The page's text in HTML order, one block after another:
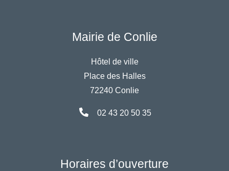
Mairie de Conlie
Hôtel de ville
Place des Halles
72240 Conlie
02 43 20 50 35
Horaires d’ouverture